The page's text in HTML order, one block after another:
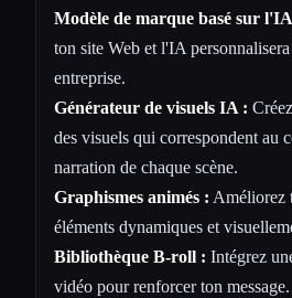
Modèle de marque basé sur
ton site Web et l'IA
entreprise.
Générateur de visuels IA :
des visuels qui correspondent au
narration de chaque scène.
Graphismes animés : Améliorez
éléments dynamiques et
Bibliothèque B-roll : Intégrez
vidéo pour renforcer ton message.